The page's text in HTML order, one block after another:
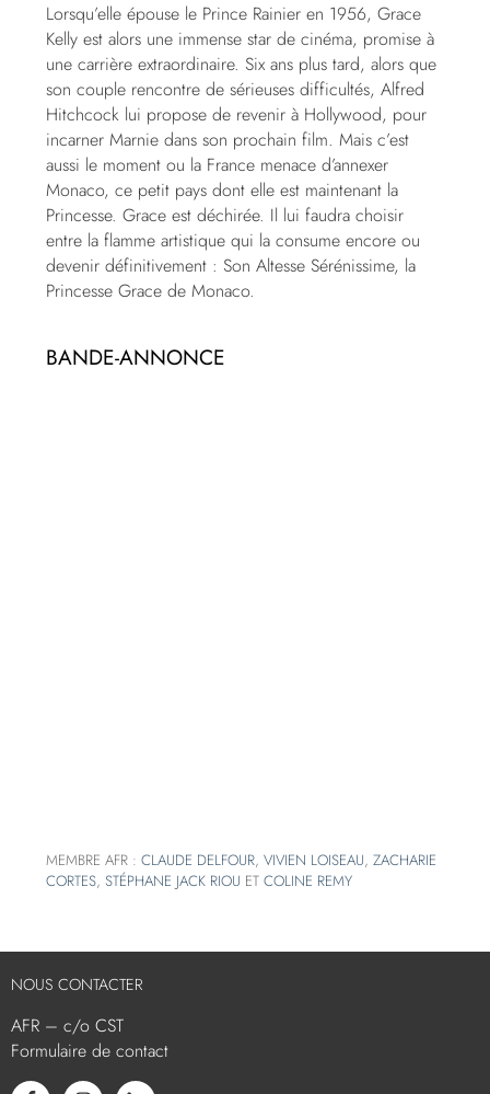
Lorsqu’elle épouse le Prince Rainier en 1956, Grace
Kelly est alors une immense star de cinéma, promise à
une carrière extraordinaire. Six ans plus tard, alors que
son couple rencontre de sérieuses difficultés, Alfred
Hitchcock lui propose de revenir à Hollywood, pour
incarner Marnie dans son prochain film. Mais c’est
aussi le moment ou la France menace d’annexer
Monaco, ce petit pays dont elle est maintenant la
Princesse. Grace est déchirée. Il lui faudra choisir
entre la flamme artistique qui la consume encore ou
devenir définitivement : Son Altesse Sérénissime, la
Princesse Grace de Monaco.
BANDE-ANNONCE
MEMBRE AFR :CLAUDE DELFOUR,VIVIEN LOISEAU,ZACHARIE
CORTES,STÉPHANE JACK RIOU ETCOLINE REMY
NOUS CONTACTER
AFR – c/o CST
Formulaire de contact